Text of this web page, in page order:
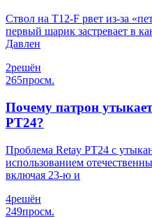
Ствол на T12-F рвет из-за
первый шарик застревает в
Давлен
2решён
265просм.
Почему патрон
PT24?
Проблема Retay PT24 с
использованием
включая 23-ю и
4решён
249просм.